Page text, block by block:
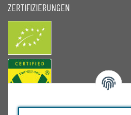
ZERTIFIZIERUNGEN